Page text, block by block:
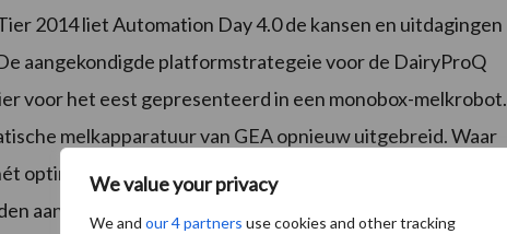
We value your privacy
We and our 4 partners use cookies and other tracking
2014 liet Automation Day 4.0 de kansen en uitdagingen
aangekondigde platformstrategeie voor de DairyProQ
voor het eest gepresenteerd in een monobox-melkrobot.
melkapparatuur van GEA opnieuw uitgebreid. Waar
optimale systeem blijft voor bedrijven met meer dan 70
aan bedrijven met minder dan 70 koeien. Het uiterlijk van